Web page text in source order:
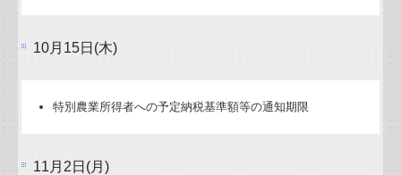
10月15日(木)
特別農業所得者への予定納税基準額等の通知期限
11月2日(月)